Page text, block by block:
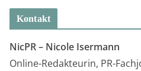
Kontakt
NicPR – Nicole Isermann
Online-Redakteurin, PR-